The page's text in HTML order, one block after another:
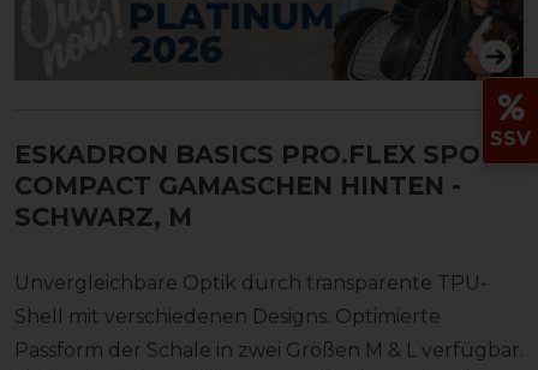
ESKADRON BASICS PRO.FLEX SPORT
COMPACT GAMASCHEN HINTEN -
SCHWARZ, M
Unvergleichbare Optik durch transparente TPU-
Shell mit verschiedenen Designs. Optimierte
Passform der Schale in zwei Größen M & L verfügbar.
SSV